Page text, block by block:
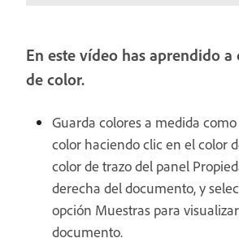
En este vídeo has aprendido a
de color.
Guarda colores a medida
color haciendo clic en el color
color de trazo del panel
derecha del documento, y
opción Muestras para
documento.